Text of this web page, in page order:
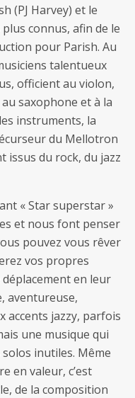
(PJ Harvey) et le
connus, afin de le
pour Parish. Au
talentueux
officient au violon,
saxophone et à la
instruments, la
du Mellotron
issus du rock, du jazz
« Star superstar »
et nous font penser
pouvez vous rêver
vos propres
en leur
aventureuse,
accents jazzy, parfois
une musique qui
inutiles. Même
en valeur, c’est
de la composition